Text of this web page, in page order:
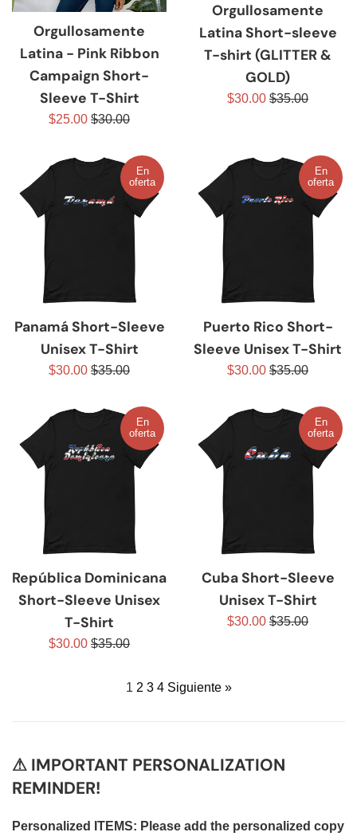
Orgullosamente
Latina - Pink Ribbon
Campaign Short-
Sleeve T-Shirt
Precio
venta
$25.00 Precio
$30.00
Orgullosamente
Latina Short-sleeve
T-shirt (GLITTER &
GOLD)
Precio
$30.00 Precio
$35.00
Panamá Short-Sleeve
Unisex T-Shirt
Precio
venta
$30.00 Precio
$35.00
En
oferta
Puerto Rico Short-
Sleeve Unisex T-Shirt
Precio
venta
$30.00 Precio
$35.00
En
oferta
República Dominicana
Short-Sleeve Unisex
T-Shirt
Precio
$30.00 Precio
$35.00
En
oferta
Cuba Short-Sleeve
Unisex T-Shirt
Precio
$30.00 Precio
$35.00
En
oferta
1 2 3 4 Siguiente »
⚠ IMPORTANT PERSONALIZATION
REMINDER!
Personalized ITEMS: Please add the personalized copy